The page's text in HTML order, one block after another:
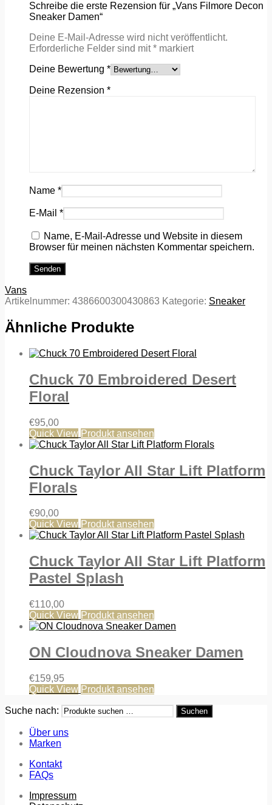
Schreibe die erste Rezension für „Vans Filmore Decon
Sneaker Damen“
Deine E-Mail-Adresse wird nicht veröffentlicht.
Erforderliche Felder sind mit* markiert
Deine Bewertung *
Deine Rezension *
Name *
E-Mail *
Name, E-Mail-Adresse und Website in diesem
Browser für meinen nächsten Kommentar speichern.
Vans
Artikelnummer: 4386600300430863 Kategorie: Sneaker
Ähnliche Produkte
Chuck 70 Embroidered Desert
Floral
€95,00
Quick View Produkt ansehen
Chuck Taylor All Star Lift Platform
Florals
€90,00
Quick View Produkt ansehen
Chuck Taylor All Star Lift Platform
Pastel Splash
€110,00
Quick View Produkt ansehen
ON Cloudnova Sneaker Damen
€159,95
Quick View Produkt ansehen
Suche nach: Suchen
Über uns
Marken
Kontakt
FAQs
Impressum